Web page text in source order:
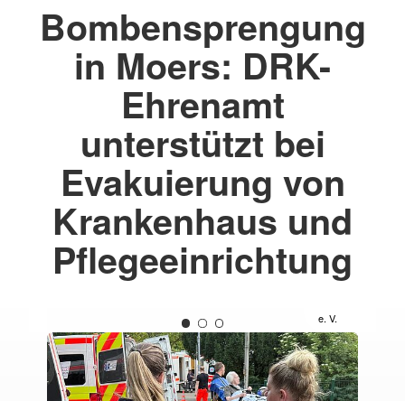
Bombensprengung
in Moers: DRK-
Ehrenamt
unterstützt bei
Evakuierung von
Krankenhaus und
Pflegeeinrichtung
(c) DRK
e. V.